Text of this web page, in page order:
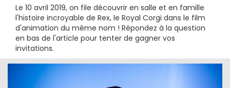
Le 10 avril 2019, on file découvrir en salle et en famille
l'histoire incroyable de Rex, le Royal Corgi dans le film
d'animation du même nom ! Répondez à la question
en bas de l'article pour tenter de gagner vos
invitations.